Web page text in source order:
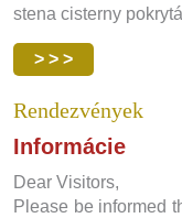
stena cisterny
> > >
Rendezvények
Informácie
Dear Visitors,
Please be informed